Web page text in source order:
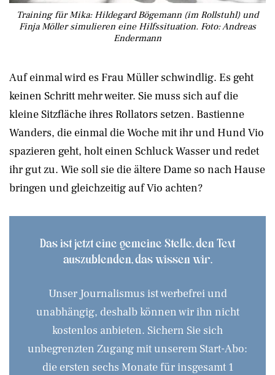
Training für Mika: Hildegard Bögemann (im Rollstuhl) und
Finja Möller simulieren eine Hilfssituation. Foto: Andreas
Endermann
Auf einmal wird es Frau Müller schwindlig. Es geht
keinen Schritt mehr weiter. Sie muss sich auf die
kleine Sitzfläche ihres Rollators setzen. Bastienne
Wanders, die einmal die Woche mit ihr und Hund Vio
spazieren geht, holt einen Schluck Wasser und redet
ihr gut zu. Wie soll sie die ältere Dame so nach Hause
bringen und gleichzeitig auf Vio achten?
Das ist jetzt eine gemeine Stelle, den Text
auszublenden, das wissen wir.
Unser Journalismus ist werbefrei und
unabhängig, deshalb können wir ihn nicht
kostenlos anbieten. Sichern Sie sich
unbegrenzten Zugang mit unserem Start-Abo:
die ersten sechs Monate für insgesamt 1